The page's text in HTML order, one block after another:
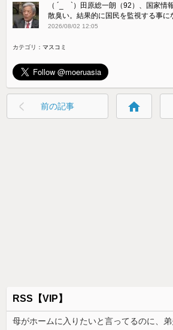
（ ´_ゝ`）田原総一朗（92）、国家情
散臭い。結果的に国民を監視する事に
2026/08/02 12:05
カテゴリ：マスコミ
前の記事 home
RSS【VIP】